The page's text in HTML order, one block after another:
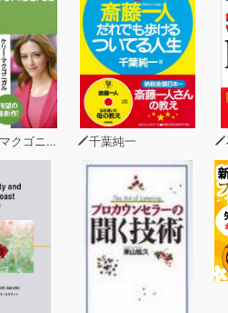
うか。どうすれば情報活用力が
粋
ゴニガル 千葉純一